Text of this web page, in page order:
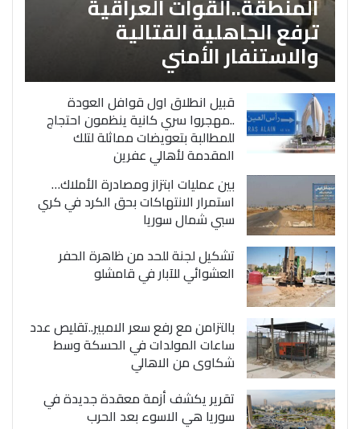
ترفع الجاهلية القتالية
والاستنفار الأمني
قبيل انطلاق اول قوافل العودة
..مهجروا سري كانية ينظمون احتجاج
للمطالبة بتعويضات مماثلة لتلك
المقدمة لأهالي عفرين
بين عمليات ابتزاز ومصادرة الأملاك…
استمرار الانتهاكات بحق الكرد في كري
سبي شمال سوريا
تشكيل لجنة للحد من ظاهرة الحفر
العشوائي للآبار في قامشلو
بالتزامن مع رفع سعر الامبير..تقليص عدد
ساعات المولدات في الحسكة وسط
شكاوى من الاهالي
تقرير يكشف أزمة معقدة جديدة في
سوريا هي الاسوء بعد الحرب